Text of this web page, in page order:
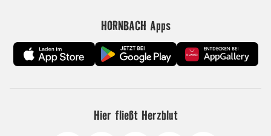
HORNBACH Apps
Hier fließt Herzblut